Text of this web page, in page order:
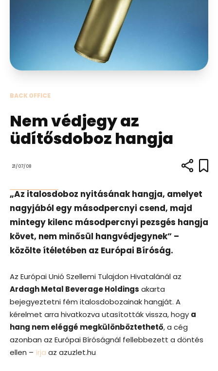
BACK OFFICE
Nem védjegy az
üdítősdoboz hangja
21/07/08
„Az italosdoboz nyitásának hangja, amelyet
nagyjából egy másodpercnyi csend, majd
mintegy kilenc másodpercnyi pezsgés hangja
követ, nem minősül hangvédjegynek” –
közölte ítéletében az Európai Bíróság.
Az Európai Unió Szellemi Tulajdon Hivatalánál az
Ardagh Metal Beverage Holdings akarta
bejegyeztetni fém italosdobozainak hangját. A
kérelmet arra hivatkozva utasították vissza, hogy a
hang nem eléggé megkülönböztethető, a cég
azonban az Európai Bíróságnál fellebbezett a döntés
ellen – írja az azuzlet.hu